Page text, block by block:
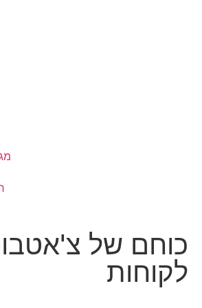
כוחם של
לקוחות